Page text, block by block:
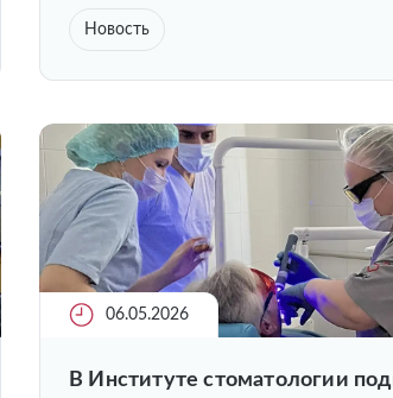
Новость
06.05.2026
В Институте стоматологии